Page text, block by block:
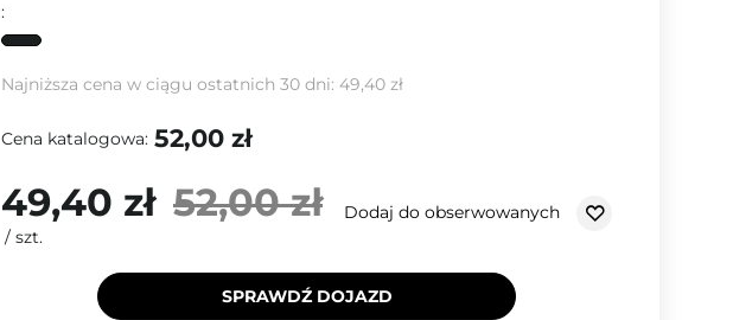
:
Najniższa cena w ciągu ostatnich 30 dni: 49,40 zł
Cena katalogowa: 52,00 zł
49,40 zł 52,00 zł
/ szt.
Dodaj do obserwowanych
SPRAWDŹ DOJAZD